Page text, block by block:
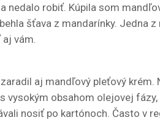
robiť. Kúpila som
šťava z mandarínky. Jedna
vám.
aj mandľový pleťový krém.
vysokým obsahom olejovej
nosiť po kartónoch. Často v